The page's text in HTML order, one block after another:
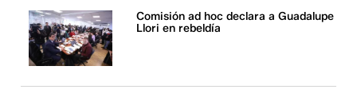
Comisión ad hoc declara a Guadalupe
Llori en rebeldía